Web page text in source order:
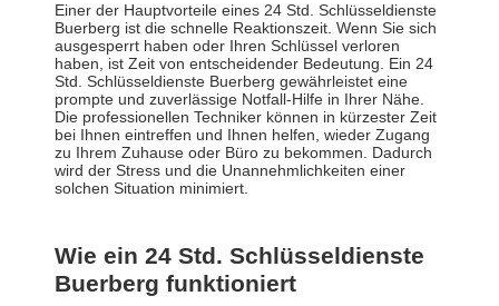
Einer der Hauptvorteile eines 24 Std. Schlüsseldienste
Buerberg ist die schnelle Reaktionszeit. Wenn Sie sich
ausgesperrt haben oder Ihren Schlüssel verloren
haben, ist Zeit von entscheidender Bedeutung. Ein 24
Std. Schlüsseldienste Buerberg gewährleistet eine
prompte und zuverlässige Notfall-Hilfe in Ihrer Nähe.
Die professionellen Techniker können in kürzester Zeit
bei Ihnen eintreffen und Ihnen helfen, wieder Zugang
zu Ihrem Zuhause oder Büro zu bekommen. Dadurch
wird der Stress und die Unannehmlichkeiten einer
solchen Situation minimiert.
Wie ein 24 Std. Schlüsseldienste
Buerberg funktioniert